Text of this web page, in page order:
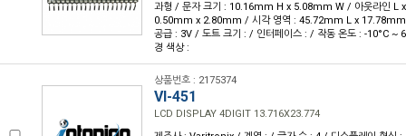
과형 / 문자 크기 : 10.16mm H x 5.08mm W / 아웃라인 L
0.50mm x 2.80mm / 시각 영역 : 45.72mm L x 17.78mm
공급 : 3V / 도트 크기 : / 인터페이스 : / 작동 온도 : -10°C ~
경 색상 :
상품번호 : 2175374
VI-451
LCD DISPLAY 4DIGIT 13.716X23.774